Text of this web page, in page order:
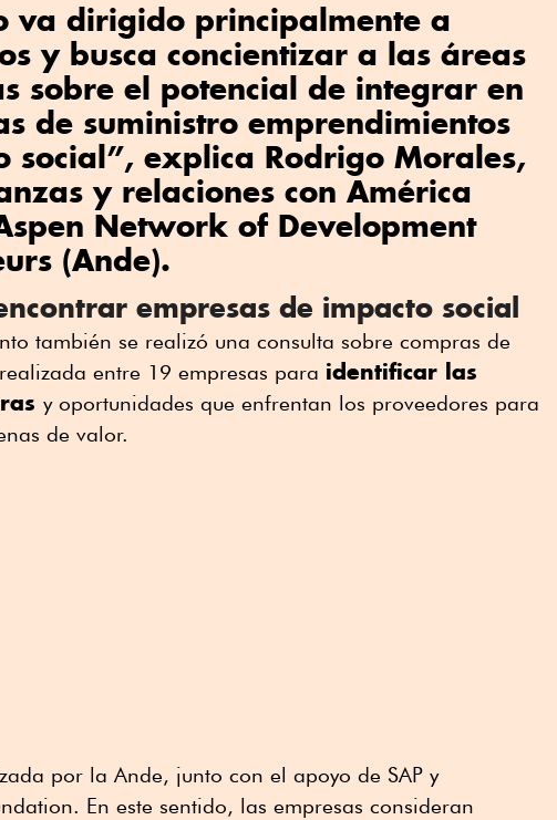
va dirigido principalmente a
y busca concientizar a las áreas
sobre el potencial de integrar en
de suministro emprendimientos
social”, explica Rodrigo Morales,
y relaciones con América
Network of Development
(Ande).
empresas de impacto social
también se realizó una consulta sobre compras de
entre 19 empresas para identificar las
y oportunidades que enfrentan los proveedores para
de valor.
por la Ande, junto con el apoyo de SAP y
En este sentido, las empresas consideran